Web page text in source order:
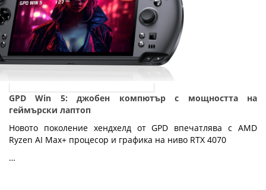
GPD Win 5: джобен компютър с мощността на
геймърски лаптоп
Новото поколение хендхелд от GPD впечатлява с AMD
Ryzen AI Max+ процесор и графика на ниво RTX 4070
…